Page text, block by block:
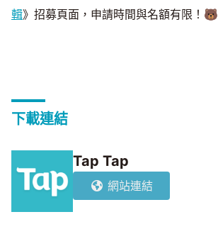
輯》招募頁面，申請時間與名額有限！🐻
下載連結
Tap Tap
網站連結